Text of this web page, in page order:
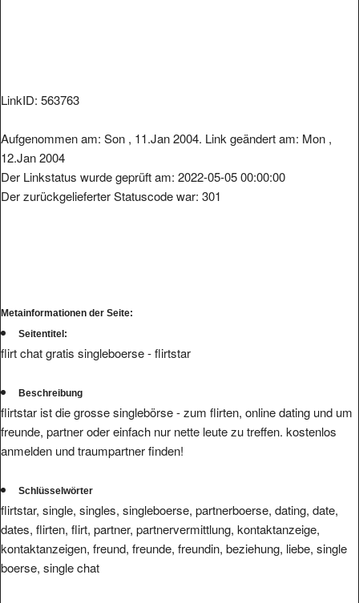
LinkID: 563763
Aufgenommen am: Son , 11.Jan 2004. Link geändert am: Mon ,
12.Jan 2004
Der Linkstatus wurde geprüft am: 2022-05-05 00:00:00
Der zurückgelieferter Statuscode war: 301
Metainformationen der Seite:
Seitentitel:
flirt chat gratis singleboerse - flirtstar
Beschreibung
flirtstar ist die grosse singlebörse - zum flirten, online dating und um
freunde, partner oder einfach nur nette leute zu treffen. kostenlos
anmelden und traumpartner finden!
Schlüsselwörter
flirtstar, single, singles, singleboerse, partnerboerse, dating, date,
dates, flirten, flirt, partner, partnervermittlung, kontaktanzeige,
kontaktanzeigen, freund, freunde, freundin, beziehung, liebe, single
boerse, single chat